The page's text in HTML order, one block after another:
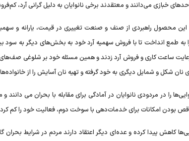
خبازی می‌دانند و معتقدند برخی نانوایان به دلیل گرانی آرد،
محصول راهبردی از صنف و صنعت تغییری در قیمت، یارانه و سهمیه
را به طمع انداخت تا با فروش سهمیه آرد خود به بخش‌های دیگر به سود
ساعت کاری و فروش آرد زدند و همین مسئله خود بر شلوغی صف‌های
شکل و شمایل دیگری به خود گرفته و تهیه نان آسایش را از
را در مردودی نانوایان در آمادگی برای مقابله با بحران می دانند
بودن امکانات برای خدمات‌دهی با سوخت دوم، فعالیت خود را کم
کاهش پیدا کرده و عده‌ای دیگر اعتقاد دارند مردم در شرایط بحران